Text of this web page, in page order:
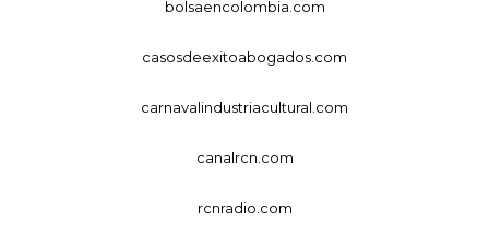
bolsaencolombia.com
casosdeexitoabogados.com
carnavalindustriacultural.com
canalrcn.com
rcnradio.com